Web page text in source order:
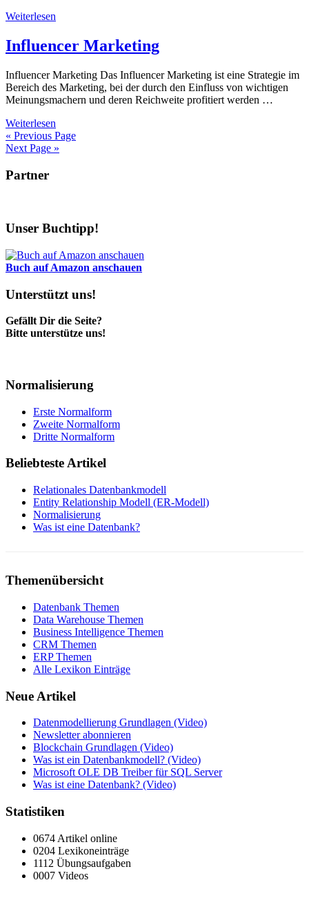
Weiterlesen
Influencer Marketing
Influencer Marketing Das Influencer Marketing ist eine Strategie im
Bereich des Marketing, bei der durch den Einfluss von wichtigen
Meinungsmachern und deren Reichweite profitiert werden …
Weiterlesen
« Previous Page
Next Page »
Partner
Unser Buchtipp!
Buch auf Amazon anschauen
Unterstützt uns!
Gefällt Dir die Seite?
Bitte unterstütze uns!
Normalisierung
Erste Normalform
Zweite Normalform
Dritte Normalform
Beliebteste Artikel
Relationales Datenbankmodell
Entity Relationship Modell (ER-Modell)
Normalisierung
Was ist eine Datenbank?
Themenübersicht
Datenbank Themen
Data Warehouse Themen
Business Intelligence Themen
CRM Themen
ERP Themen
Alle Lexikon Einträge
Neue Artikel
Datenmodellierung Grundlagen (Video)
Newsletter abonnieren
Blockchain Grundlagen (Video)
Was ist ein Datenbankmodell? (Video)
Microsoft OLE DB Treiber für SQL Server
Was ist eine Datenbank? (Video)
Statistiken
0674 Artikel online
0204 Lexikoneinträge
1112 Übungsaufgaben
0007 Videos